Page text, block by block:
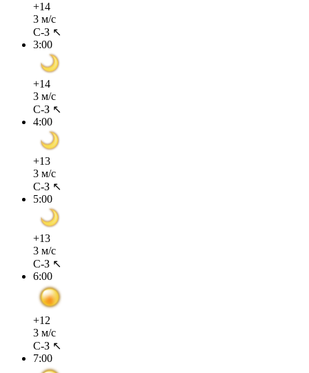
+14
3 м/с
С-З ↖
3:00
+14
3 м/с
С-З ↖
4:00
+13
3 м/с
С-З ↖
5:00
+13
3 м/с
С-З ↖
6:00
+12
3 м/с
С-З ↖
7:00